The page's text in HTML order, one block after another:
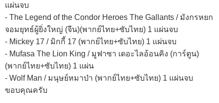
แผ่นจบ
- The Legend of the Condor Heroes The Gallants / มังกรหยก
จอมยุทธ์ผู้ยิ่งใหญ่ (จีน)(พากย์ไทย+ซับไทย) 1 แผ่นจบ
- Mickey 17 / มิกกี้ 17 (พากย์ไทย+ซับไทย) 1 แผ่นจบ
- Mufasa The Lion King / มูฟาซา เดอะไลอ้อนคิง (การ์ตูน)
(พากย์ไทย+ซับไทย) 1 แผ่น
- Wolf Man / มนุษย์หมาป่า (พากย์ไทย+ซับไทย) 1 แผ่นจบ
ขอบคุณครับ